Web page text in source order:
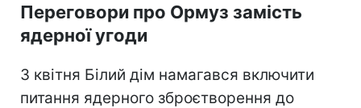
Переговори про Ормуз замість
ядерної угоди
З квітня Білий дім намагався включити
питання ядерного зброєтворення до